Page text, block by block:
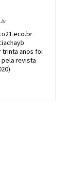
trinta anos foi
revista